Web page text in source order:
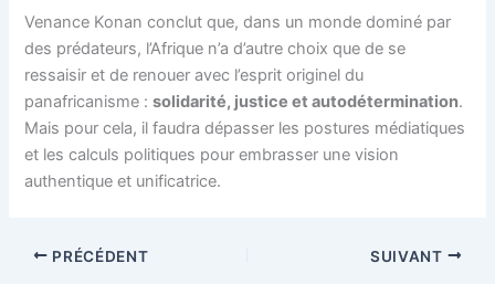
Venance Konan conclut que, dans un monde dominé par
des prédateurs, l’Afrique n’a d’autre choix que de se
ressaisir et de renouer avec l’esprit originel du
panafricanisme :solidarité, justice et autodétermination.
Mais pour cela, il faudra dépasser les postures médiatiques
et les calculs politiques pour embrasser une vision
authentique et unificatrice.
PRÉCÉDENT SUIVANT